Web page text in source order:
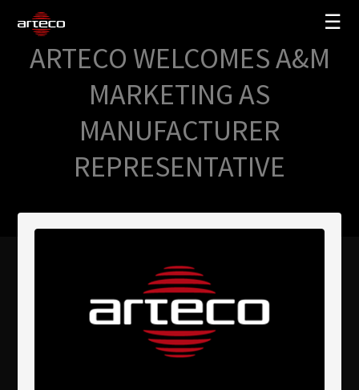
☰
My Arteco
SOLUZIONI
AZIENDA
TRAINING
PARTNERS
SUPPORTO
ARTECO WELCOMES A&M
MARKETING AS
MANUFACTURER
REPRESENTATIVE